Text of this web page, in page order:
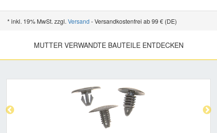
* inkl. 19% MwSt. zzgl. Versand - Versandkostenfrei ab 99 € (DE)
MUTTER VERWANDTE BAUTEILE ENTDECKEN